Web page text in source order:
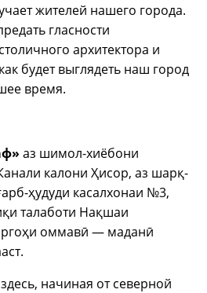
жителей нашего города.
гласности
архитектора и
будет выглядеть наш город
время.
аз шимол-хиёбони
калони Ҳисор, аз шарқ-
ҳудуди касалхонаи №3,
талаботи Нақшаи
оммавӣ — маданӣ
начиная от северной